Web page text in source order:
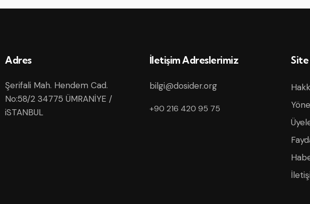
Adres
Şerifali Mah. Hendem Cad.
No:58/2 34775 ÜMRANİYE /
iSTANBUL
İletişim Adreslerimiz
bilgi@dosider.org
+90 216 420 95 75
Site